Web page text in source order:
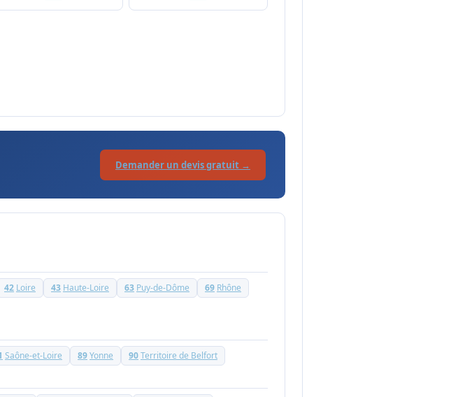
Demander un devis gratuit →
42 Loire 43 Haute-Loire 63 Puy-de-Dôme 69 Rhône
Saône-et-Loire 89Yonne 90Territoire de Belfort